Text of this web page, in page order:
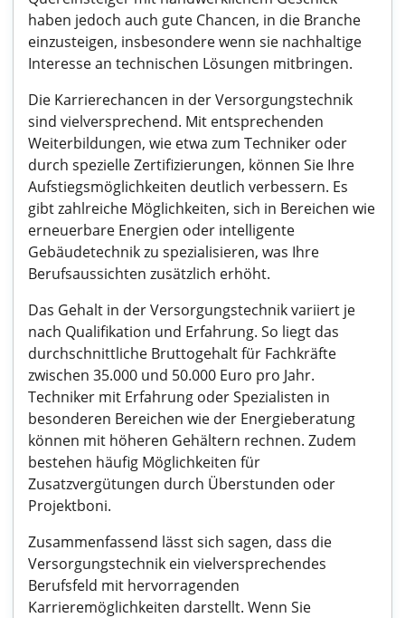
haben jedoch auch gute Chancen, in die Branche
einzusteigen, insbesondere wenn sie nachhaltige
Interesse an technischen Lösungen mitbringen.
Die Karrierechancen in der Versorgungstechnik
sind vielversprechend. Mit entsprechenden
Weiterbildungen, wie etwa zum Techniker oder
durch spezielle Zertifizierungen, können Sie Ihre
Aufstiegsmöglichkeiten deutlich verbessern. Es
gibt zahlreiche Möglichkeiten, sich in Bereichen wie
erneuerbare Energien oder intelligente
Gebäudetechnik zu spezialisieren, was Ihre
Berufsaussichten zusätzlich erhöht.
Das Gehalt in der Versorgungstechnik variiert je
nach Qualifikation und Erfahrung. So liegt das
durchschnittliche Bruttogehalt für Fachkräfte
zwischen 35.000 und 50.000 Euro pro Jahr.
Techniker mit Erfahrung oder Spezialisten in
besonderen Bereichen wie der Energieberatung
können mit höheren Gehältern rechnen. Zudem
bestehen häufig Möglichkeiten für
Zusatzvergütungen durch Überstunden oder
Projektboni.
Zusammenfassend lässt sich sagen, dass die
Versorgungstechnik ein vielversprechendes
Berufsfeld mit hervorragenden
Karrieremöglichkeiten darstellt. Wenn Sie